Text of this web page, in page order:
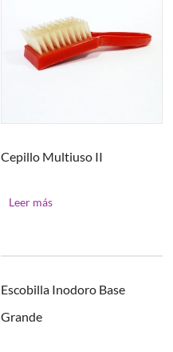
Cepillo Multiuso II
Leer más
Escobilla Inodoro Base
Grande